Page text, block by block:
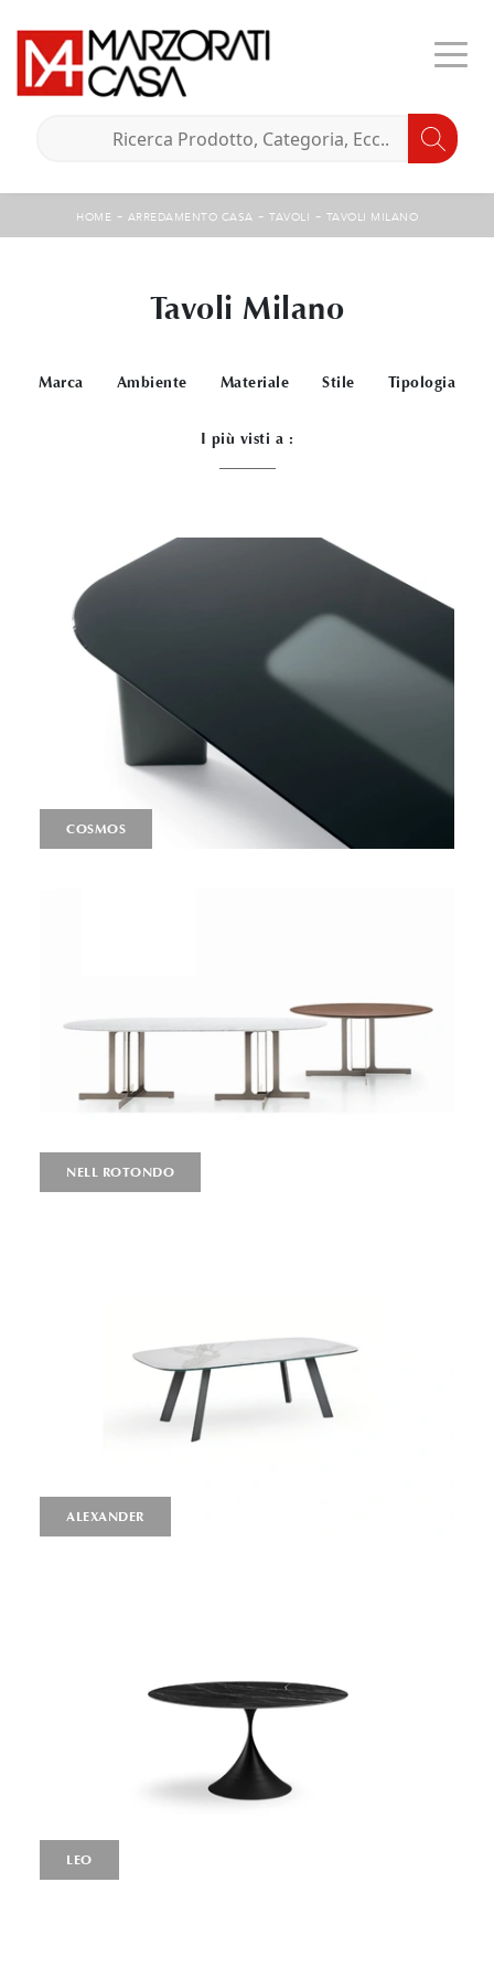
HOME - ARREDAMENTO CASA - TAVOLI - TAVOLI MILANO
Tavoli Milano
Marca Ambiente Materiale Stile Tipologia
I più visti a :
COSMOS
NELL ROTONDO
ALEXANDER
LEO